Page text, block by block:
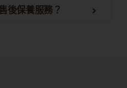
後保養服務？